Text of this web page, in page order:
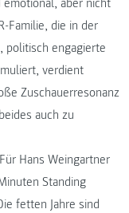
Familie, die in der
politisch engagierte
verdient
Zuschauerresonanz
auch zu
Für Hans Weingartner
Standing
fetten Jahre sind